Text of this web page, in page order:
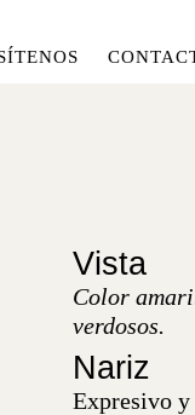
Vista
Color
verdosos.
Nariz
Expresivo y